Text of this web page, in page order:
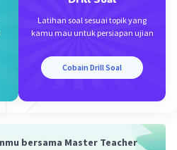
(m/s²)
adalah
Latihan soal sesuai topik yang
kamu mau untuk persiapan ujian
Cobain Drill Soal
bersama Master Teacher